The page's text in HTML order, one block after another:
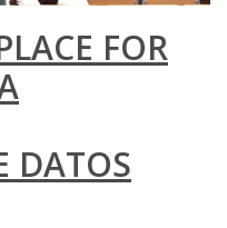
FOR
DATOS